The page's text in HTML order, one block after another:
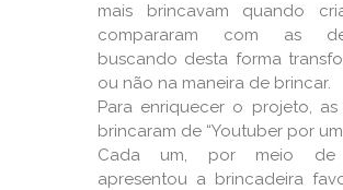
mais brincavam quando
compararam com as
buscando desta forma
ou não na maneira de brincar.
Para enriquecer o projeto, as
brincaram de “Youtuber por um
Cada um, por meio de
apresentou a brincadeira